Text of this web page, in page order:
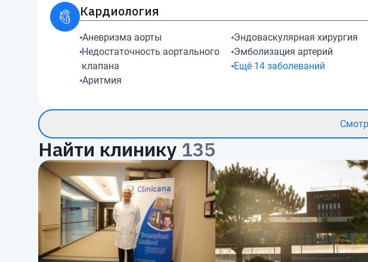
Кардиология
Аневризма аорты
Недостаточность аортального
клапана
Аритмия
Эндоваскулярная хирургия
Эмболизация артерий
Ещё 14 заболеваний
Найти клинику 135